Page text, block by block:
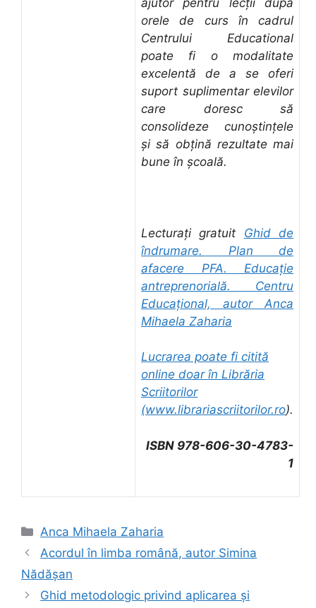
orele de curs în cadrul
Centrului Educational
poate fi o modalitate
excelentă de a se oferi
suport suplimentar elevilor
care doresc să
consolideze cunoștințele
și să obțină rezultate mai
bune în școală.
Lecturați gratuit Ghid de
îndrumare. Plan de
afacere PFA. Educație
antreprenorială. Centru
Educațional, autor Anca
Mihaela Zaharia
Lucrarea poate fi citită
online doar în Librăria
Scriitorilor
(www.librariascriitorilor.ro).
ISBN 978-606-30-4783-
1
Categorii
Anca Mihaela Zaharia
Acordul în limba română, autor Simina
Nădășan
Ghid metodologic privind aplicarea și